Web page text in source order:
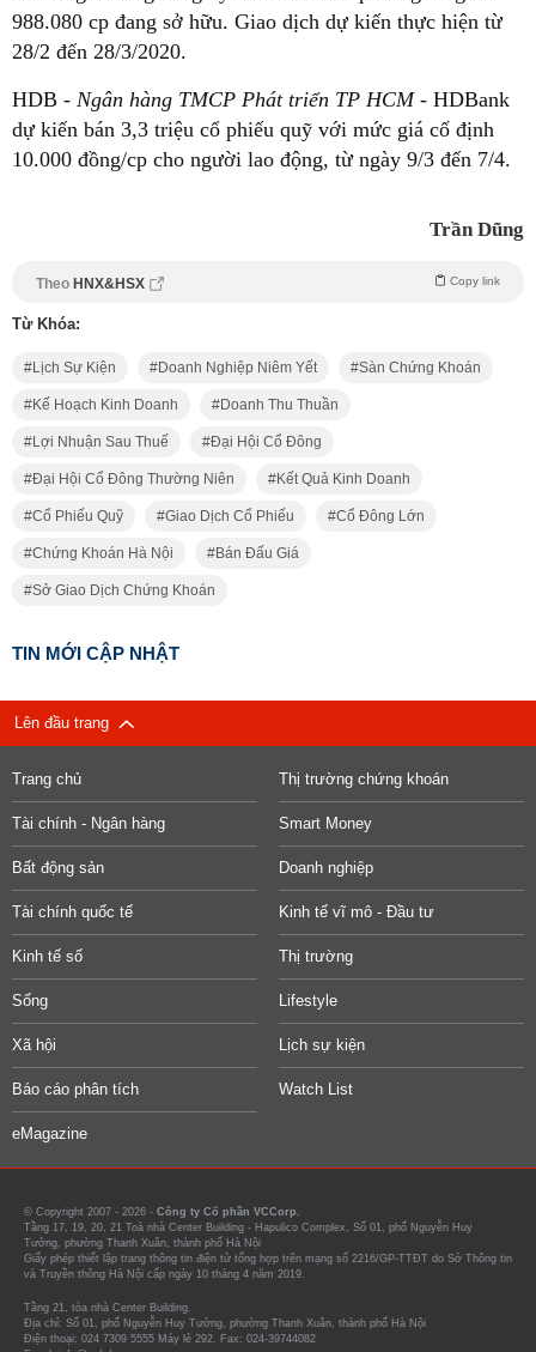
988.080 cp đang sở hữu. Giao dịch dự kiến thực hiện từ
28/2 đến 28/3/2020.
HDB - Ngân hàng TMCP Phát triển TP HCM- HDBank
dự kiến bán 3,3 triệu cổ phiếu quỹ với mức giá cố định
10.000 đồng/cp cho người lao động, từ ngày 9/3 đến 7/4.
Trần Dũng
Theo HNX&HSX Copy link
Từ Khóa:
Lịch Sự Kiện Doanh Nghiệp Niêm Yết Sàn Chứng Khoán
Kế Hoạch Kinh Doanh Doanh Thu Thuần
Lợi Nhuận Sau Thuế Đại Hội Cổ Đông
Đại Hội Cổ Đông Thường Niên Kết Quả Kinh Doanh
Cổ Phiếu Quỹ Giao Dịch Cổ Phiếu Cổ Đông Lớn
Chứng Khoán Hà Nội Bán Đấu Giá
Sở Giao Dịch Chứng Khoán
TIN MỚI CẬP NHẬT
Lên đầu trang
Trang chủ Thị trường chứng khoán
Tài chính - Ngân hàng Smart Money
Bất động sản Doanh nghiệp
Tài chính quốc tế Kinh tế vĩ mô - Đầu tư
Kinh tế số Thị trường
Sống Lifestyle
Xã hội Lịch sự kiện
Báo cáo phân tích Watch List
eMagazine
© Copyright 2007 - 2026 - Công ty Cổ phần VCCorp.
Tầng 17, 19, 20, 21 Toà nhà Center Building - Hapulico Complex, Số 01, phố Nguyễn Huy
Tưởng, phường Thanh Xuân, thành phố Hà Nội
Giấy phép thiết lập trang thông tin điện tử tổng hợp trên mạng số 2216/GP-TTĐT do Sở Thông tin
và Truyền thông Hà Nội cấp ngày 10 tháng 4 năm 2019.
Tầng 21, tòa nhà Center Building.
Địa chỉ: Số 01, phố Nguyễn Huy Tưởng, phường Thanh Xuân, thành phố Hà Nội
Điện thoại: 024 7309 5555 Máy lẻ 292. Fax: 024-39744082